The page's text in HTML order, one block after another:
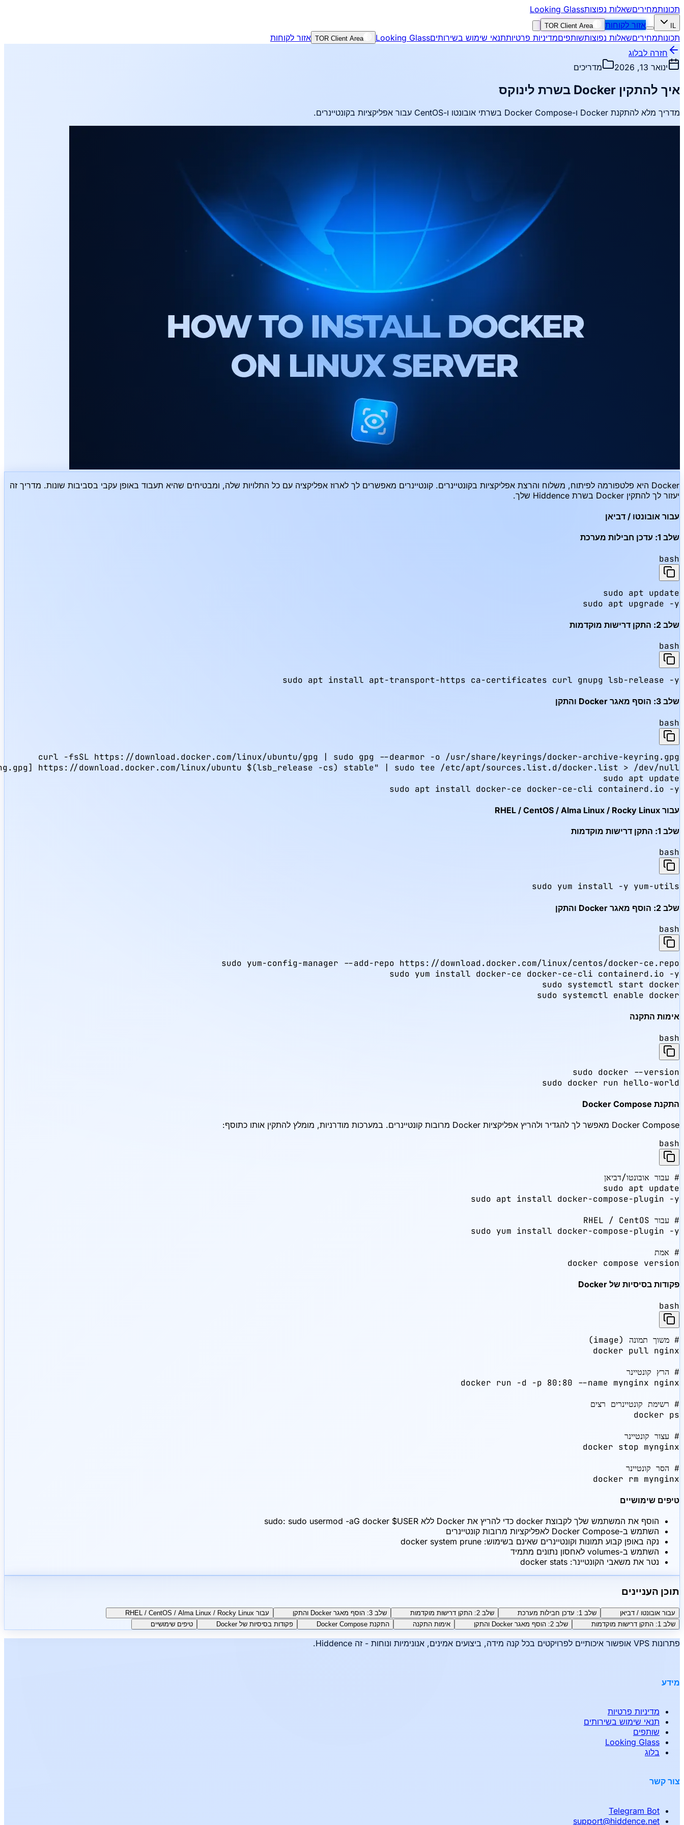
תכונותמחיריםשאלות נפוצותLooking Glass
IL אזור לקוחות TOR Client Area
תכונותמחיריםשאלות נפוצותשותפיםמדיניות פרטיותתנאי שימוש בשירותיםLooking Glass
TOR Client Area אזור לקוחות
חזרה לבלוג
ינואר 13, 2026
מדריכים
איך להתקין Docker בשרת לינוקס
מדריך מלא להתקנת Docker ו-Docker Compose בשרתי אובונטו ו-CentOS עבור אפליקציות בקונטיינרים.
Docker היא פלטפורמה לפיתוח, משלוח והרצת אפליקציות בקונטיינרים. קונטיינרים מאפשרים לך לארוז אפליקציה עם כל התלויות שלה, ומבטיחים שהיא תעבוד באופן עקבי בסביבות שונות. מדריך זה
יעזור לך להתקין Docker בשרת Hiddence שלך.
עבור אובונטו / דביאן
שלב 1: עדכן חבילות מערכת
bash
sudo apt upgrade -y
שלב 2: התקן דרישות מוקדמות
bash
sudo apt install apt-transport-https ca-certificates curl gnupg lsb-release -y
שלב 3: הוסף מאגר Docker והתקן
bash
sudo apt install docker-ce docker-ce-cli containerd.io -y
עבור RHEL / CentOS / Alma Linux / Rocky Linux
שלב 1: התקן דרישות מוקדמות
bash
sudo yum install -y yum-utils
שלב 2: הוסף מאגר Docker והתקן
bash
sudo systemctl enable docker
אימות התקנה
bash
sudo docker run hello-world
התקנת Docker Compose
Docker Compose מאפשר לך להגדיר ולהריץ אפליקציות Docker מרובות קונטיינרים. במערכות מודרניות, מומלץ להתקין אותו כתוסף:
bash
docker compose version
פקודות בסיסיות של Docker
bash
docker rm mynginx
טיפים שימושיים
הוסף את המשתמש שלך לקבוצת docker כדי להריץ את Docker ללא sudo: sudo usermod -aG docker $USER
השתמש ב-Docker Compose לאפליקציות מרובות קונטיינרים
נקה באופן קבוע תמונות וקונטיינרים שאינם בשימוש: docker system prune
השתמש ב-volumes לאחסון נתונים מתמיד
נטר את משאבי הקונטיינר: docker stats
תוכן העניינים
עבור אובונטו / דביאן שלב 1: עדכן חבילות מערכת שלב 2: התקן דרישות מוקדמות שלב 3: הוסף מאגר Docker והתקן
עבור RHEL / CentOS / Alma Linux / Rocky Linux
שלב 1: התקן דרישות מוקדמות
שלב 2: הוסף מאגר Docker והתקן אימות התקנה התקנת Docker Compose פקודות בסיסיות של Docker טיפים שימושיים
פתרונות VPS אופשור איכותיים לפרויקטים בכל קנה מידה, ביצועים אמינים, אנונימיות ונוחות - זה Hiddence.
מידע
מדיניות פרטיות
תנאי שימוש בשירותים
שותפים
Looking Glass
בלוג
צור קשר
Telegram Bot
support@hiddence.net